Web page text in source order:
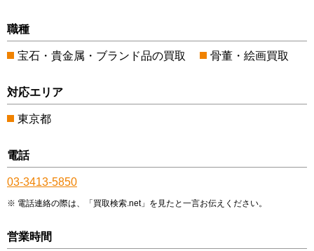
職種
宝石・貴金属・ブランド品の買取 骨董・絵画買取
対応エリア
東京都
電話
03-3413-5850
電話連絡の際は、「買取検索.net」を見たと一言お伝えください。
営業時間